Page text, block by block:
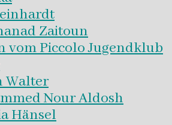
Zaitoun
vom Piccolo Jugendklub
Walter
Nour Aldosh
Hänsel